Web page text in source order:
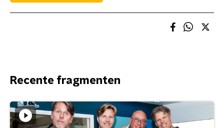
Recente fragmenten